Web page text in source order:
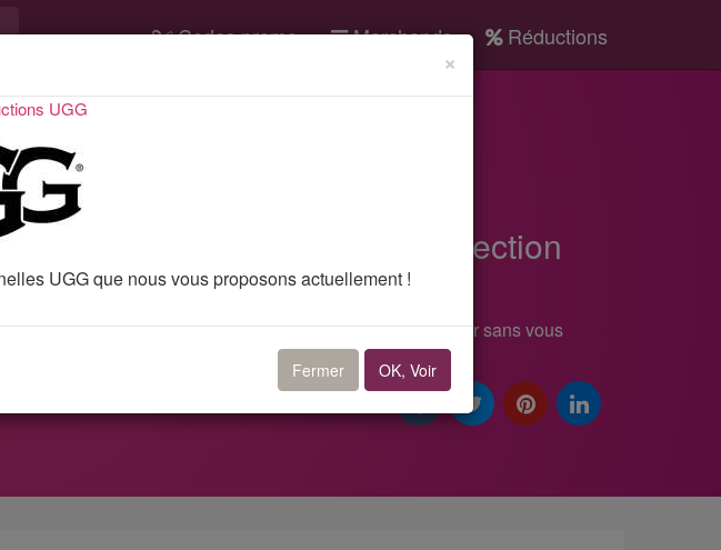
Codes promo Marchands Réductions
Bon plan UGG
50% de réduction sur une sélection
d'articles
vérifiés et mis à jour quotidiennement. Faites-vous plaisir sans vous
: jusqu'à 50% de réduction sur une sélection d'articles
×
UGG
UGG que nous vous proposons actuellement !
Fermer OK, Voir